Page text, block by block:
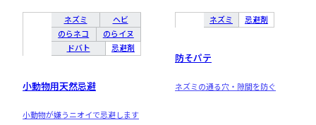
ネズミ
ヘビ
のらネコ
のらイヌ
ドバト
忌避剤
小動物用天然忌避
小動物が嫌うニオイで忌避します
ネズミ 忌避剤
防そパテ
ネズミの通る穴・隙間を防ぐ